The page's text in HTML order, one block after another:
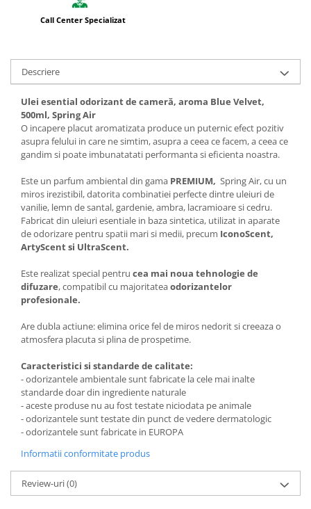
Mopuri,seturi cu mop si accesorii
Manere si cozi pentru maturi si
mopuri
Raclete si perii diverse suprafete
Articole si accesorii pentru baie si
zona sanitara
Accesorii pentru casa
Articole si accesorii pentru haine si
produse textile
Articole menaj BACTERIA STOP
Articole menaj ECO NATURAL si
materiale reciclate
Eco logical
Produse lichide certificare Eco Cert
Eco Confort
Fose Septice & Întreținere
Eco Confort
BioZone
Epur
Home&Deco
Note di Natura
Curatenie & Intretinere Exterior
Call Center Specializat
Descriere
Ulei esential odorizant de cameră, aroma Blue Velvet,
500ml, Spring Air
O incapere placut aromatizata produce un puternic efect pozitiv
asupra felului in care ne simtim, asupra a ceea ce facem, a ceea ce
gandim si poate imbunatatati performanta si eficienta noastra.
Este un parfum ambiental din gama PREMIUM, Spring Air, cu un
miros irezistibil, datorita combinatiei perfecte dintre uleiuri de
vanilie, lemn de santal, gardenie, ambra, lacramioare si cedru.
Fabricat din uleiuri esentiale in baza sintetica, utilizat in aparate
de odorizare pentru spatii mari si medii, precum IconoScent,
ArtyScent si UltraScent.
Este realizat special pentru cea mai noua tehnologie de
difuzare, compatibil cu majoritateaodorizantelor
profesionale.
Are dubla actiune: elimina orice fel de miros nedorit si creeaza o
atmosfera placuta si plina de prospetime.
Caracteristici si standarde de calitate:
- odorizantele ambientale sunt fabricate la cele mai inalte
standarde doar din ingrediente naturale
- aceste produse nu au fost testate niciodata pe animale
- odorizantele sunt testate din punct de vedere dermatologic
- odorizantele sunt fabricate in EUROPA
Informatii conformitate produs
Review-uri(0)